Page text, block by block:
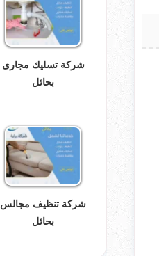
شركة تسليك مجارى
بحائل
شركة تنظيف مجالس
بحائل